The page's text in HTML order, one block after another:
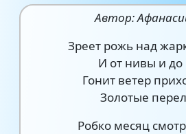
Автор:
Зреет рожь над
И от нивы и
Гонит ветер
Золотые
Робко месяц